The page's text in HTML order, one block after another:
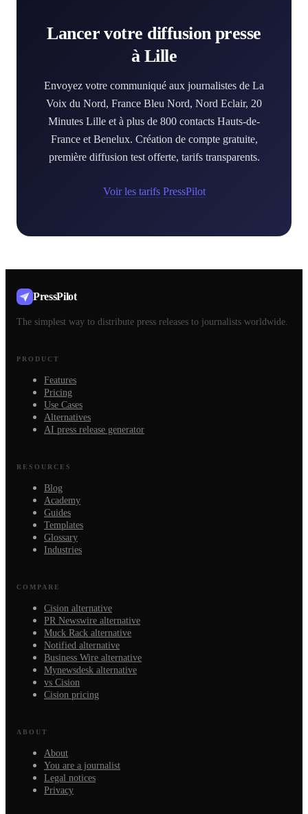
Lancer votre diffusion presse
à Lille
Envoyez votre communiqué aux journalistes de La
Voix du Nord, France Bleu Nord, Nord Eclair, 20
Minutes Lille et à plus de 800 contacts Hauts-de-
France et Benelux. Création de compte gratuite,
première diffusion test offerte, tarifs transparents.
Voir les tarifs PressPilot
PressPilot
The simplest way to distribute press releases to journalists worldwide.
PRODUCT
Features
Pricing
Use Cases
Alternatives
AI press release generator
RESOURCES
Blog
Academy
Guides
Templates
Glossary
Industries
COMPARE
Cision alternative
PR Newswire alternative
Muck Rack alternative
Notified alternative
Business Wire alternative
Mynewsdesk alternative
vs Cision
Cision pricing
ABOUT
About
You are a journalist
Legal notices
Privacy